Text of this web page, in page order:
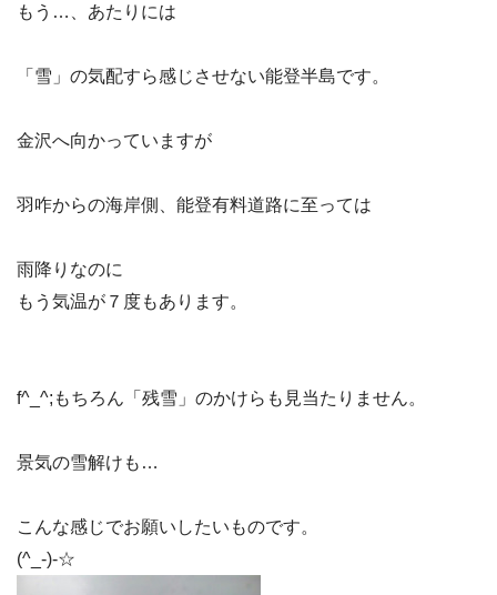
もう…、あたりには
「雪」の気配すら感じさせない能登半島です。
金沢へ向かっていますが
羽咋からの海岸側、能登有料道路に至っては
雨降りなのに
もう気温が７度もあります。
f^_^;もちろん「残雪」のかけらも見当たりません。
景気の雪解けも…
こんな感じでお願いしたいものです。
(^_-)-☆